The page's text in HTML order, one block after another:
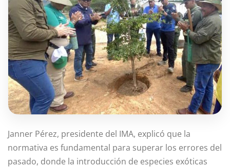
Janner Pérez, presidente del IMA, explicó que la
normativa es fundamental para superar los errores del
pasado, donde la introducción de especies exóticas